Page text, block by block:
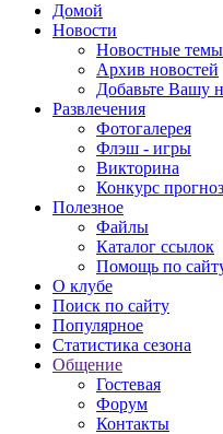
Домой
Новости
Новостные темы
Архив новостей
Добавьте Вашу
Развлечения
Фотогалерея
Флэш - игры
Викторина
Конкурс
Полезное
Файлы
Каталог ссылок
Помощь по
О клубе
Поиск по сайту
Популярное
Статистика сезона
Общение
Гостевая
Форум
Контакты